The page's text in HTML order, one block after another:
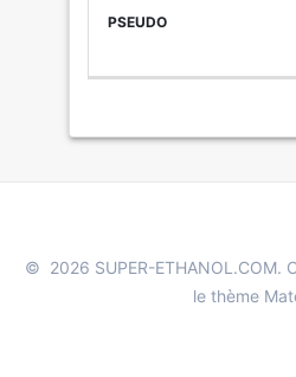
© 2026 SUPER-ETHANOL.COM.
le thème